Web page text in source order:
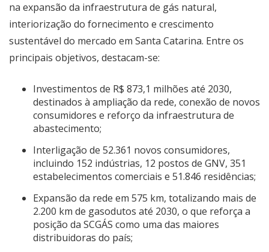
na expansão da infraestrutura de gás natural,
interiorização do fornecimento e crescimento
sustentável do mercado em Santa Catarina. Entre os
principais objetivos, destacam-se:
Investimentos de R$ 873,1 milhões até 2030,
destinados à ampliação da rede, conexão de novos
consumidores e reforço da infraestrutura de
abastecimento;
Interligação de 52.361 novos consumidores,
incluindo 152 indústrias, 12 postos de GNV, 351
estabelecimentos comerciais e 51.846 residências;
Expansão da rede em 575 km, totalizando mais de
2.200 km de gasodutos até 2030, o que reforça a
posição da SCGÁS como uma das maiores
distribuidoras do país;